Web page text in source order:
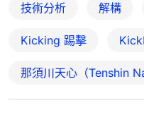
技術分析 解構
Kicking 踢擊
那須川天心（Tenshin